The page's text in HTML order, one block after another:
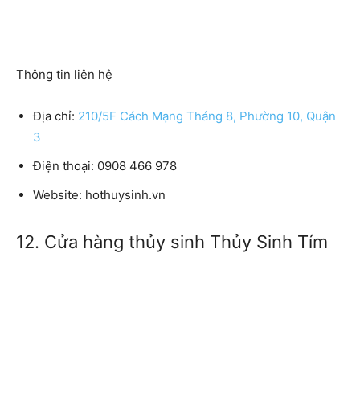
Thông tin liên hệ
Địa chỉ: 210/5F Cách Mạng Tháng 8, Phường 10, Quận
3
Điện thoại: 0908 466 978
Website: hothuysinh.vn
12. Cửa hàng thủy sinh Thủy Sinh Tím